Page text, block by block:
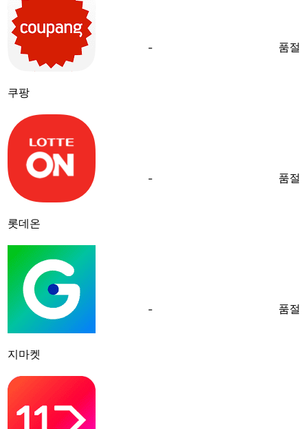
쿠팡
- 품절
롯데온
- 품절
지마켓
- 품절